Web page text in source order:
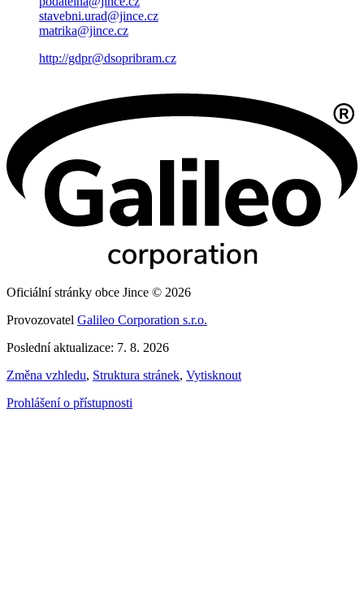
stavebni.urad@jince.cz
matrika@jince.cz
http://gdpr@dsopribram.cz
Oficiální stránky obce Jince © 2026
Provozovatel Galileo Corporation s.r.o.
Poslední aktualizace: 7. 8. 2026
Změna vzhledu, Struktura stránek, Vytisknout
Prohlášení o přístupnosti